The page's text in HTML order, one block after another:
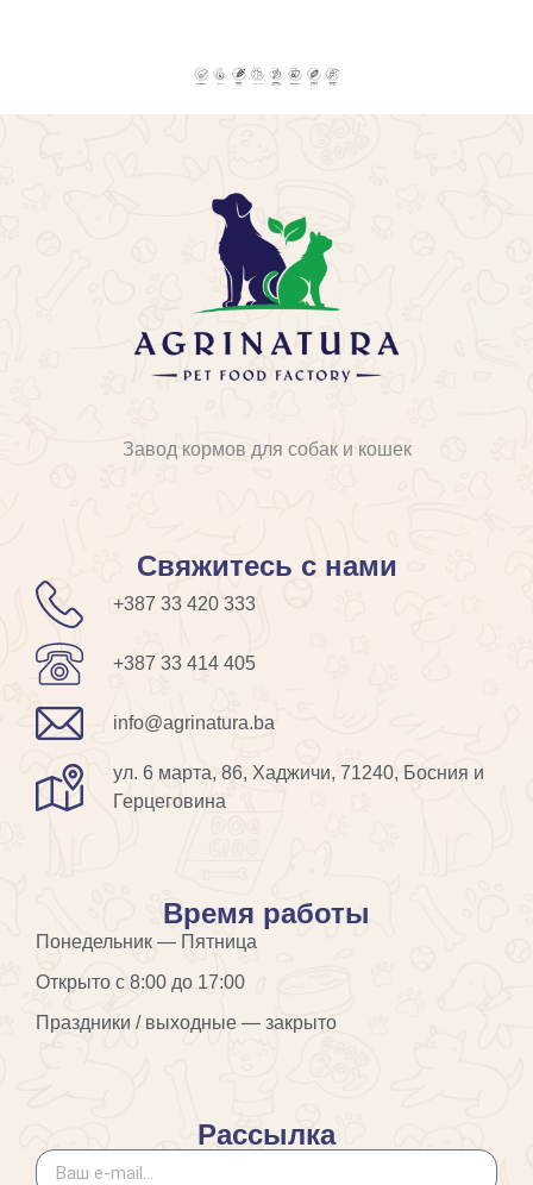
Завод кормов для собак и кошек
Свяжитесь с нами
+387 33 420 333
+387 33 414 405
info@agrinatura.ba
ул. 6 марта, 86, Хаджичи, 71240, Босния и
Герцеговина
Время работы
Понедельник — Пятница
Открыто с 8:00 до 17:00
Праздники / выходные — закрыто
Рассылка